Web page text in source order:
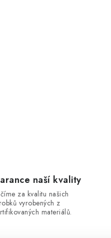
naší kvality
za kvalitu našich
vyrobených z
materiálů.